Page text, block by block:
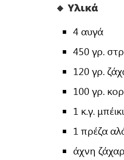
🔸 Υλικά
4 αυγά
450 γρ.
120 γρ.
100 γρ.
1 κ.γ.
1 πρέζα
άχνη